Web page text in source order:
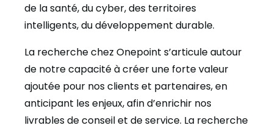
de la santé, du cyber, des territoires
intelligents, du développement durable.
La recherche chez Onepoint s’articule autour
de notre capacité à créer une forte valeur
ajoutée pour nos clients et partenaires, en
anticipant les enjeux, afin d’enrichir nos
livrables de conseil et de service. La recherche